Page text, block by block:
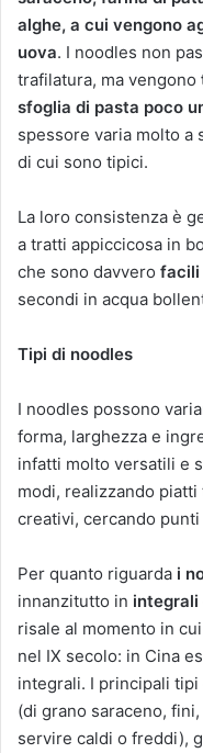
alghe, a cui vengono
uova. I noodles non
trafilatura, ma vengono
sfoglia di pasta poco
spessore varia molto a
di cui sono tipici.
La loro consistenza è
a tratti appiccicosa in
che sono davvero facili
secondi in acqua
Tipi di noodles
I noodles possono
forma, larghezza e
infatti molto versatili e
modi, realizzando
creativi, cercando
Per quanto riguarda i
innanzitutto in integrali
risale al momento in
nel IX secolo: in Cina
integrali. I principali
(di grano saraceno,
servire caldi o freddi),